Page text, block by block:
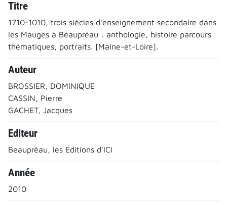
Titre
1710-1010, trois siècles d'enseignement secondaire dans
les Mauges à Beaupréau : anthologie, histoire parcours
thématiques, portraits. [Maine-et-Loire].
Auteur
BROSSIER, DOMINIQUE
CASSIN, Pierre
GACHET, Jacques
Editeur
Beaupréau, les Éditions d'ICI
Année
2010